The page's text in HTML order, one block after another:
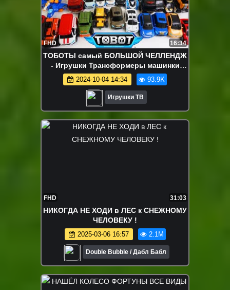
FHD 16:34
ТОБОТЫ самый БОЛЬШОЙ ЧЕЛЛЕНДЖ
- Игрушки Трансформеры машинки
Роботы. Тоботы 2019 новый сезон
АТЛОНЫ
2024-10-04 14:34 93.9K
Игрушки ТВ
FHD 31:03
НИКОГДА НЕ ХОДИ в ЛЕС к СНЕЖНОМУ
ЧЕЛОВЕКУ !
2025-03-06 16:57 2.1M
Double Bubble / Дабл Бабл